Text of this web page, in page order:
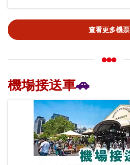
查看更多機票
機場接送車🚗